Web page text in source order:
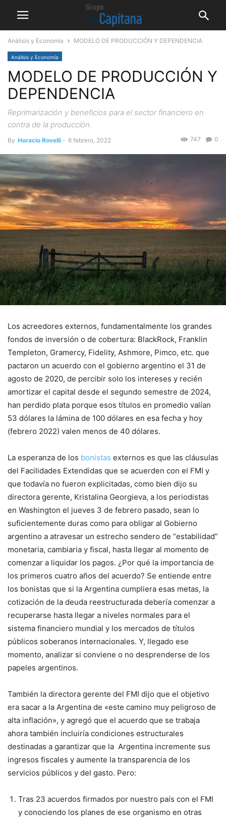
Análisis y Economía MODELO DE PRODUCCIÓN Y DEPENDENCIA
Análisis y Economía
MODELO DE PRODUCCIÓN Y
DEPENDENCIA
Reprimarización y beneficios para el sector financiero en
contra de la producción.
By Horacio Rovelli - 6 febrero, 2022 0
747
Los acreedores externos, fundamentalmente los grandes
fondos de inversión o de cobertura: BlackRock, Franklin
Templeton, Gramercy, Fidelity, Ashmore, Pimco, etc. que
pactaron un acuerdo con el gobierno argentino el 31 de
agosto de 2020, de percibir solo los intereses y recién
amortizar el capital desde el segundo semestre de 2024,
han perdido plata porque esos títulos en promedio valían
53 dólares la lámina de 100 dólares en esa fecha y hoy
(febrero 2022) valen menos de 40 dólares.
La esperanza de los bonistas externos es que las cláusulas
del Facilidades Extendidas que se acuerden con el FMI y
que todavía no fueron explicitadas, como bien dijo su
directora gerente, Kristalina Georgieva, a los periodistas
en Washington el jueves 3 de febrero pasado, sean lo
suficientemente duras como para obligar al Gobierno
argentino a atravesar un estrecho sendero de “estabilidad”
monetaria, cambiaria y fiscal, hasta llegar al momento de
comenzar a liquidar los pagos. ¿Por qué la importancia de
los primeros cuatro años del acuerdo? Se entiende entre
los bonistas que si la Argentina cumpliera esas metas, la
cotización de la deuda reestructurada debería comenzar a
recuperarse hasta llegar a niveles normales para el
sistema financiero mundial y los mercados de títulos
públicos soberanos internacionales. Y, llegado ese
momento, analizar si conviene o no desprenderse de los
papeles argentinos.
También la directora gerente del FMI dijo que el objetivo
era sacar a la Argentina de «este camino muy peligroso de
alta inflación», y agregó que el acuerdo que se trabaja
ahora también incluiría condiciones estructurales
destinadas a garantizar que la Argentina incremente sus
ingresos fiscales y aumente la transparencia de los
servicios públicos y del gasto. Pero:
Tras 23 acuerdos firmados por nuestro país con el FMI
y conociendo los planes de ese organismo en otras